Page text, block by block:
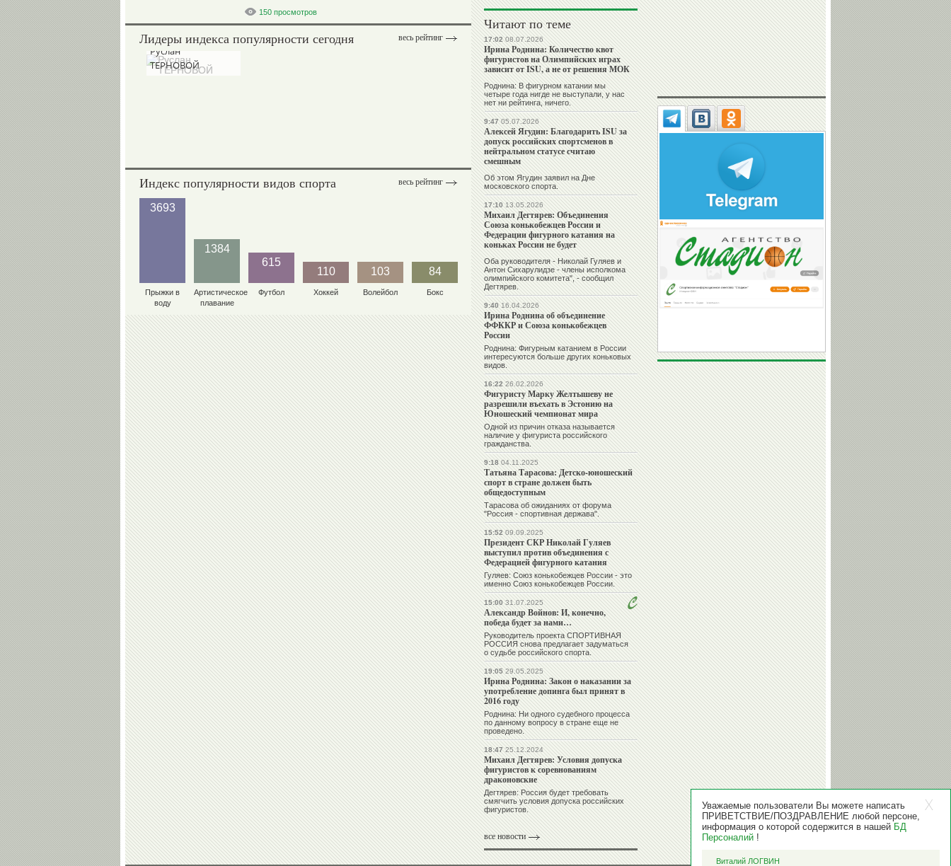
150 просмотров
весь рейтинг
Лидеры индекса популярности сегодня
Руслан
ТЕРНОВОЙ
весь рейтинг
Индекс популярности видов спорта
3693
Прыжки в
воду
1384
Артистическое
плавание
615
Футбол
110
Хоккей
103
Волейбол
84
Бокс
Читают по теме
17:0208.07.2026
Ирина Роднина: Количество квот
фигуристов на Олимпийских играх
зависит от ISU, а не от решения МОК
Роднина: В фигурном катании мы
четыре года нигде не выступали, у нас
нет ни рейтинга, ничего.
9:4705.07.2026
Алексей Ягудин: Благодарить ISU за
допуск российских спортсменов в
нейтральном статусе считаю
смешным
Об этом Ягудин заявил на Дне
московского спорта.
17:1013.05.2026
Михаил Дегтярев: Объединения
Союза конькобежцев России и
Федерации фигурного катания на
коньках России не будет
Оба руководителя - Николай Гуляев и
Антон Сихарулидзе - члены исполкома
олимпийского комитета", - сообщил
Дегтярев.
9:4016.04.2026
Ирина Роднина об объединение
ФФККР и Союза конькобежцев
России
Роднина: Фигурным катанием в России
интересуются больше других коньковых
видов.
16:2226.02.2026
Фигуристу Марку Желтышеву не
разрешили въехать в Эстонию на
Юношеский чемпионат мира
Одной из причин отказа называется
наличие у фигуриста российского
гражданства.
9:1804.11.2025
Татьяна Тарасова: Детско-юношеский
спорт в стране должен быть
общедоступным
Тарасова об ожиданиях от форума
"Россия - спортивная держава".
15:5209.09.2025
Президент СКР Николай Гуляев
выступил против объединения с
Федерацией фигурного катания
Гуляев: Союз конькобежцев России - это
именно Союз конькобежцев России.
15:0031.07.2025
Александр Войнов: И, конечно,
победа будет за нами…
Руководитель проекта СПОРТИВНАЯ
РОССИЯ снова предлагает задуматься
о судьбе российского спорта.
19:0529.05.2025
Ирина Роднина: Закон о наказании за
употребление допинга был принят в
2016 году
Роднина: Ни одного судебного процесса
по данному вопросу в стране еще не
проведено.
18:4725.12.2024
Михаил Дегтярев: Условия допуска
фигуристов к соревнованиям
драконовские
Дегтярев: Россия будет требовать
смягчить условия допуска российских
фигуристов.
все новости
Уважаемые пользователи Вы можете написать
ПРИВЕТСТВИЕ/ПОЗДРАВЛЕНИЕ любой персоне,
информация о которой содержится в нашей БД
Персоналий !
Виталий ЛОГВИН